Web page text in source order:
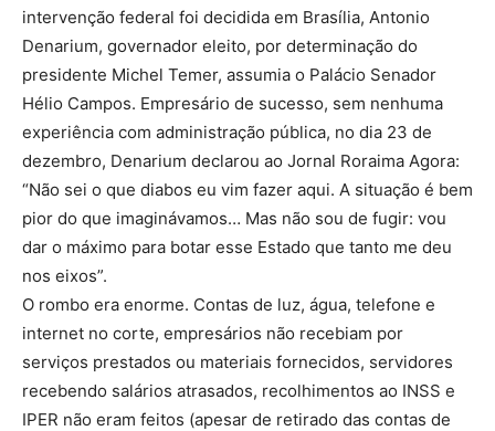
intervenção federal foi decidida em Brasília, Antonio
Denarium, governador eleito, por determinação do
presidente Michel Temer, assumia o Palácio Senador
Hélio Campos. Empresário de sucesso, sem nenhuma
experiência com administração pública, no dia 23 de
dezembro, Denarium declarou ao Jornal Roraima Agora:
“Não sei o que diabos eu vim fazer aqui. A situação é bem
pior do que imaginávamos… Mas não sou de fugir: vou
dar o máximo para botar esse Estado que tanto me deu
nos eixos”.
O rombo era enorme. Contas de luz, água, telefone e
internet no corte, empresários não recebiam por
serviços prestados ou materiais fornecidos, servidores
recebendo salários atrasados, recolhimentos ao INSS e
IPER não eram feitos (apesar de retirado das contas de